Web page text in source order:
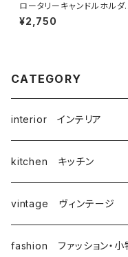
ロータリーキャンドルホルダ
ー ムーミンイマジン / プ
ート・プロダクト
¥2,750
CATEGORY
interior インテリア
kitchen キッチン
vintage ヴィンテージ
fashion ファッション・小